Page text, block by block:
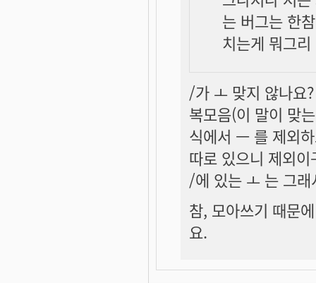
는 버그는 한
치는게 뭐그
/가 ㅗ 맞지 않나요?
복모음(이 말이 맞
식에서 ㅡ 를 제외
따로 있으니 제외이
/에 있는 ㅗ 는 그
참, 모아쓰기 때문
요.